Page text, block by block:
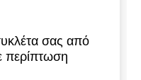
σας από
περίπτωση